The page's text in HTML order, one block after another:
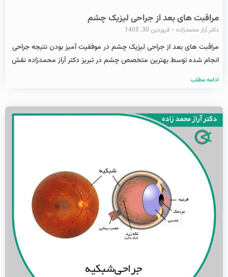
مراقبت های بعد از جراحی لیزیک چشم
دکتر آراز محمدزاده فروردین 30, 1405
مراقبت های بعد از جراحی لیزیک چشم در موفقیت آمیز بودن نتیجه جراحی
انجام شده توسط بهترین متخصص چشم در تبریز دکتر آراز محمدزاده نقش
ادامه مطلب